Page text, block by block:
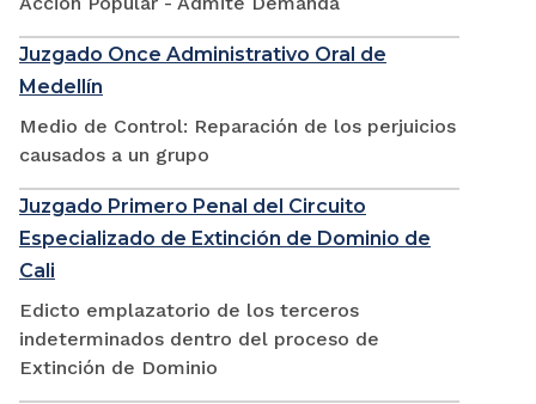
Juzgado Once Administrativo Oral de
Medellín
Medio de Control: Reparación de los perjuicios
causados a un grupo
Juzgado Primero Penal del Circuito
Especializado de Extinción de Dominio de
Cali
Edicto emplazatorio de los terceros
indeterminados dentro del proceso de
Extinción de Dominio